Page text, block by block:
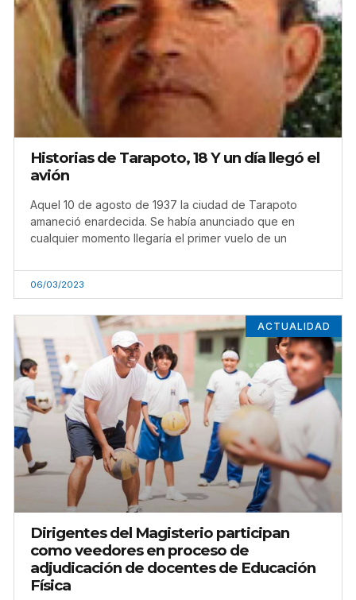
Historias de Tarapoto, 18 Y un día llegó el
avión
Aquel 10 de agosto de 1937 la ciudad de Tarapoto
amaneció enardecida. Se había anunciado que en
cualquier momento llegaría el primer vuelo de un
06/03/2023
ACTUALIDAD
Dirigentes del Magisterio participan
como veedores en proceso de
adjudicación de docentes de Educación
Física